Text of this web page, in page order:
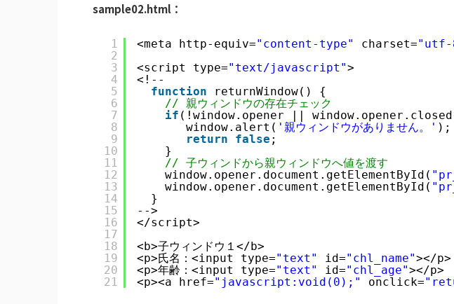
sample02.html：
1
2
3
4
5
6
7
8
9
10
11
12
13
14
15
16
17
18
19
20
21
<meta http-equiv="content-type" charset="utf-
<script type="text/javascript">
<!--
function
returnWindow() {
// 親ウィンドウの存在チェック
if (!window.opener ||
window.alert( '親ウィンドウがありません。' );
return
false ;
}
// 子ウィンドから親ウィンドウへ値を渡す
window.opener.document.getElementById(
window.opener.document.getElementById(
}
-->
</script>
<b>子ウィンドウ１</b>
<p>氏名：<input type="text" id="chl_name"></p>
<p>年齢：<input type="text" id="chl_age"></p>
<p><a href="javascript:void(0);" onclick=